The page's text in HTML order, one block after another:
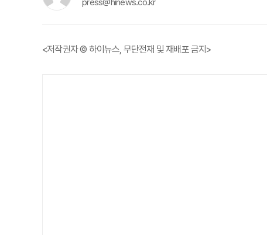
press@hinews.co.kr
<저작권자 © 하이뉴스, 무단전재 및 재배포 금지>